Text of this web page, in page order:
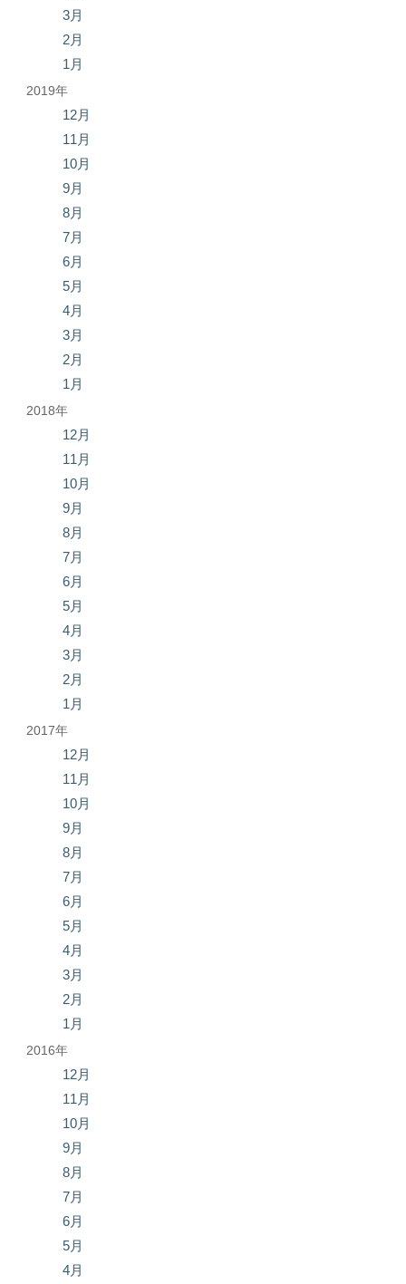
3月
2月
1月
2019年
12月
11月
10月
9月
8月
7月
6月
5月
4月
3月
2月
1月
2018年
12月
11月
10月
9月
8月
7月
6月
5月
4月
3月
2月
1月
2017年
12月
11月
10月
9月
8月
7月
6月
5月
4月
3月
2月
1月
2016年
12月
11月
10月
9月
8月
7月
6月
5月
4月